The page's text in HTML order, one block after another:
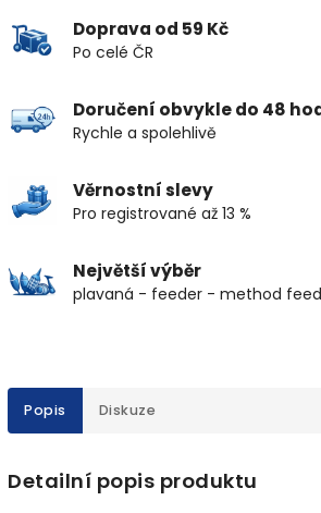
Doprava od 59 Kč
Po celé ČR
Doručení obvykle do 48
Rychle a spolehlivě
Věrnostní slevy
Pro registrované až 13 %
Největší výběr
plavaná - feeder - method
Popis Diskuze
Detailní popis produktu